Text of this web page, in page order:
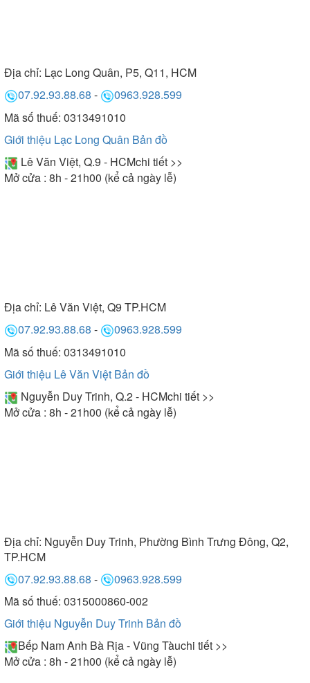
Địa chỉ: Lạc Long Quân, P5, Q11, HCM
07.92.93.88.68 -
0963.928.599
Mã số thuế: 0313491010
Giới thiệu Lạc Long Quân Bản đồ
Lê Văn Việt, Q.9 - HCMchi tiết >>
Mở cửa : 8h - 21h00 (kể cả ngày lễ)
Địa chỉ: Lê Văn Việt, Q9 TP.HCM
07.92.93.88.68 -
0963.928.599
Mã số thuế: 0313491010
Giới thiệu Lê Văn Việt Bản đồ
Nguyễn Duy Trinh, Q.2 - HCMchi tiết >>
Mở cửa : 8h - 21h00 (kể cả ngày lễ)
Địa chỉ: Nguyễn Duy Trinh, Phường Bình Trưng Đông, Q2,
TP.HCM
07.92.93.88.68 -
0963.928.599
Mã số thuế: 0315000860-002
Giới thiệu Nguyễn Duy Trinh Bản đồ
Bếp Nam Anh Bà Rịa - Vũng Tàuchi tiết >>
Mở cửa : 8h - 21h00 (kể cả ngày lễ)